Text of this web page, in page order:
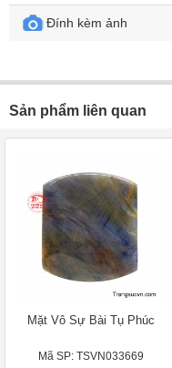
Đính kèm ảnh
Sản phẩm liên quan
Mặt Vô Sự Bài Tụ Phúc
Mã SP: TSVN033669